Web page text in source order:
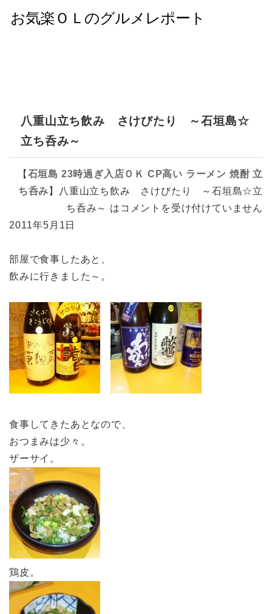
八重山立ち飲み さけびたり ～石垣島☆
立ち呑み～
【 石垣島 23時過ぎ入店ＯＫ CP高い ラーメン 焼酎 立
ち呑み 】
八重山立ち飲み さけびたり ～石垣島☆立
ち呑み～ は コメントを受け付けていません
2011年5月1日
部屋で食事したあと、
飲みに行きました～。
食事してきたあとなので、
おつまみは少々。
ザーサイ。
鶏皮。